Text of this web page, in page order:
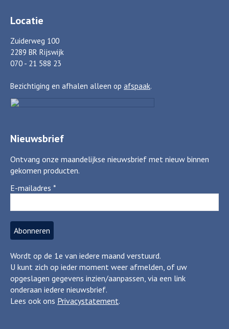
Locatie
Zuiderweg 100
2289 BR Rijswijk
070 - 21 588 23
Bezichtiging en afhalen alleen op afspaak.
Nieuwsbrief
Ontvang onze maandelijkse nieuwsbrief met nieuw binnen
gekomen producten.
E-mailadres *
Wordt op de 1e van iedere maand verstuurd.
U kunt zich op ieder moment weer afmelden, of uw
opgeslagen gegevens inzien/aanpassen, via een link
onderaan iedere nieuwsbrief.
Lees ook ons Privacystatement.